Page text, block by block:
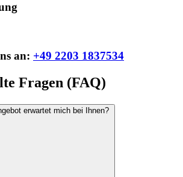
an: +49 2203 1837534
Fragen (FAQ)
erwartet mich bei Ihnen?